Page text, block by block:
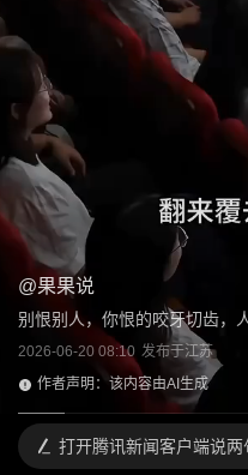
@果果说
别恨别人，你恨的咬牙切齿，
2026-06-20 08:10 发布于江苏
作者声明：该内容由AI生成
打开腾讯新闻客户端说两